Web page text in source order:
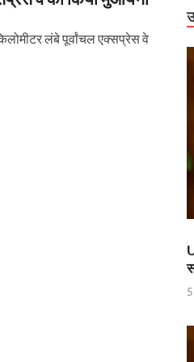
लंबे पूर्वांचल एक्सप्रेस वे